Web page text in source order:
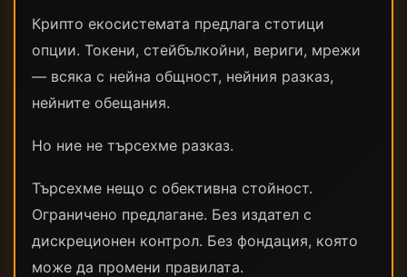
Крипто екосистемата предлага стотици
опции. Токени, стейбълкойни, вериги, мрежи
— всяка с нейна общност, нейния разказ,
нейните обещания.
Но ние не търсехме разказ.
Търсехме нещо с обективна стойност.
Ограничено предлагане. Без издател с
дискреционен контрол. Без фондация, която
може да промени правилата.